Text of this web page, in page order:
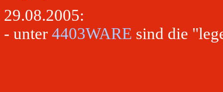
29.08.2005:
- unter 4403WARE sind die